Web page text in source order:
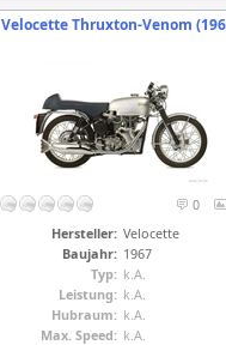
Velocette Thruxton-Venom
0
Hersteller: Velocette
Baujahr: 1967
Typ: k.A.
Leistung: k.A.
Hubraum: k.A.
Max. Speed: k.A.